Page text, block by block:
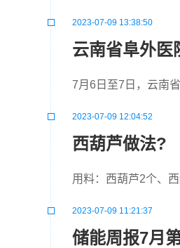
2023-07-09 13:38:50
云南省阜外医
7月6日至7日，云南
2023-07-09 12:04:52
西葫芦做法?
用料：西葫芦2个、
2023-07-09 11:21:37
储能周报7月